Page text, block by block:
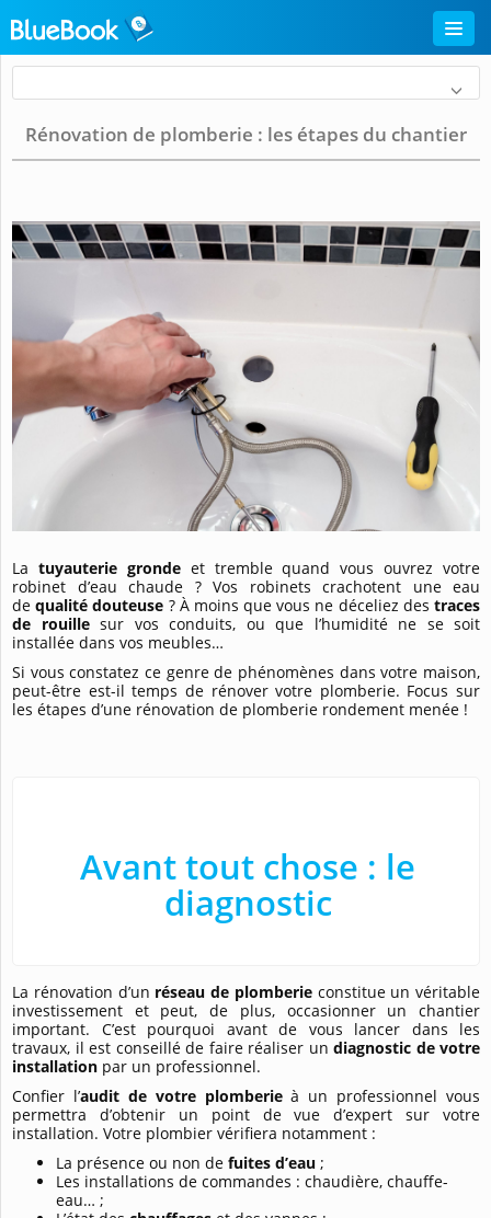
Rénovation de plomberie : les étapes du chantier
La tuyauterie grondeet tremble quand vous ouvrez votre
robinet d’eau chaude ? Vos robinets crachotent une eau
dequalité douteuse ? À moins que vous ne déceliez destraces
de rouillesur vos conduits, ou que l’humidité ne se soit
installée dans vos meubles…
Si vous constatez ce genre de phénomènes dans votre maison,
peut-être est-il temps de rénover votre plomberie. Focus sur
les étapes d’une rénovation de plomberie rondement menée !
Avant tout chose : le
diagnostic
La rénovation d’un réseau de plomberieconstitue un véritable
investissement et peut, de plus, occasionner un chantier
important. C’est pourquoi avant de vous lancer dans les
travaux, il est conseillé de faire réaliser un diagnostic de votre
installation par un professionnel.
Confier l’audit de votre plomberieà un professionnel vous
permettra d’obtenir un point de vue d’expert sur votre
installation. Votre plombier vérifiera notamment :
La présence ou non de fuites d’eau ;
Les installations de commandes : chaudière, chauffe-
eau… ;